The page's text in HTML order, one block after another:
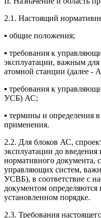
2.1. Настоящий
▪ общие положения;
▪ требования к
эксплуатации, важным
атомной станции (далее -
▪ требования к
УСБ) АС;
▪ термины и определения
применения.
2.2. Для блоков АС,
эксплуатации до введения
нормативного документа,
управляющих систем,
УСВБ), в соответствие с
документом определяются
установленном порядке.
2.3. Требования